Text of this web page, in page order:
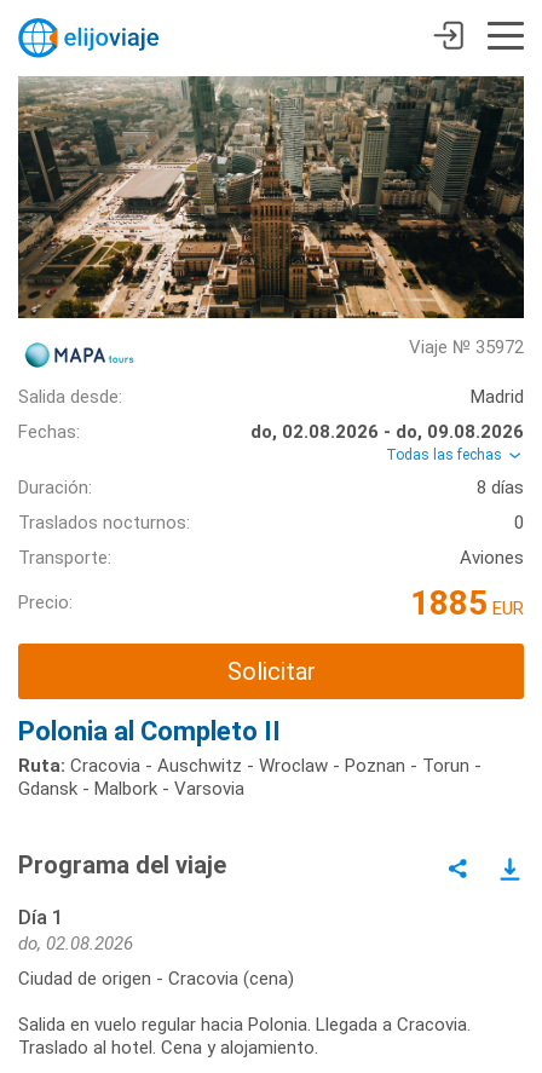
Viaje № 35972
Salida desde:
Madrid
Fechas:
do, 02.08.2026 - do, 09.08.2026
Todas las fechas
Duración:
8 días
Traslados nocturnos:
0
Transporte:
Aviones
Precio: 1885 EUR
Solicitar
Polonia al Completo II
Ruta: Cracovia - Auschwitz - Wroclaw - Poznan - Torun -
Gdansk - Malbork - Varsovia
Programa del viaje
Día 1
do, 02.08.2026
Ciudad de origen - Cracovia (cena)
Salida en vuelo regular hacia Polonia. Llegada a Cracovia.
Traslado al hotel. Cena y alojamiento.